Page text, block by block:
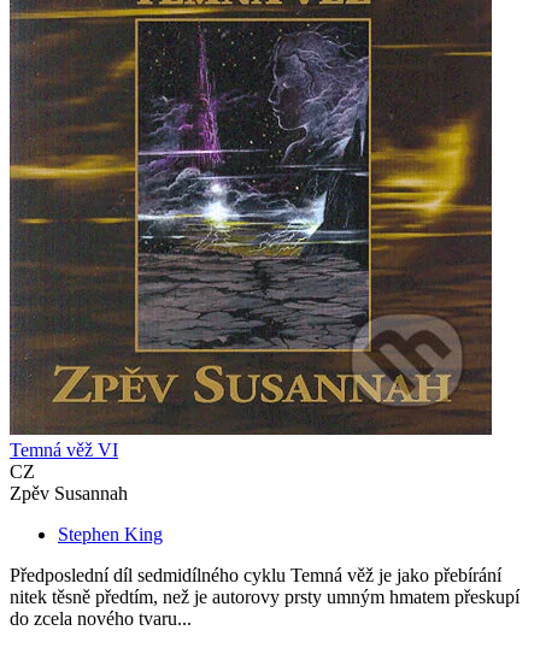
Temná věž VI
CZ
Zpěv Susannah
Stephen King
Předposlední díl sedmidílného cyklu Temná věž je jako přebírání
nitek těsně předtím, než je autorovy prsty umným hmatem přeskupí
do zcela nového tvaru...